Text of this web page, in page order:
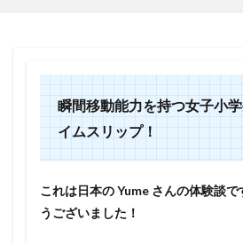
瞬間移動能力を持つ女子小
イムスリップ！
これは日本の Yume さんの体験談
うございました！